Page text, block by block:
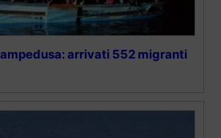
arrivati 552 migranti